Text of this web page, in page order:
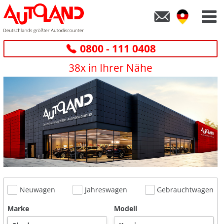
0800 - 111 0408
38x in Ihrer Nähe
Neuwagen Jahreswagen
Gebrauchtwagen
Marke
Modell